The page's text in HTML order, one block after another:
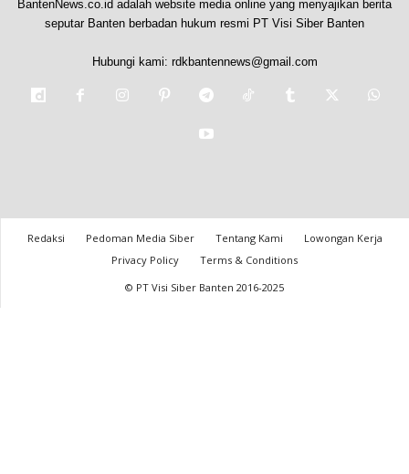
BantenNews.co.id adalah website media online yang menyajikan berita
seputar Banten berbadan hukum resmi PT Visi Siber Banten
Hubungi kami: rdkbantennews@gmail.com
Redaksi Pedoman Media Siber Tentang Kami
Lowongan Kerja
Privacy Policy
Terms & Conditions
© PT Visi Siber Banten 2016-2025